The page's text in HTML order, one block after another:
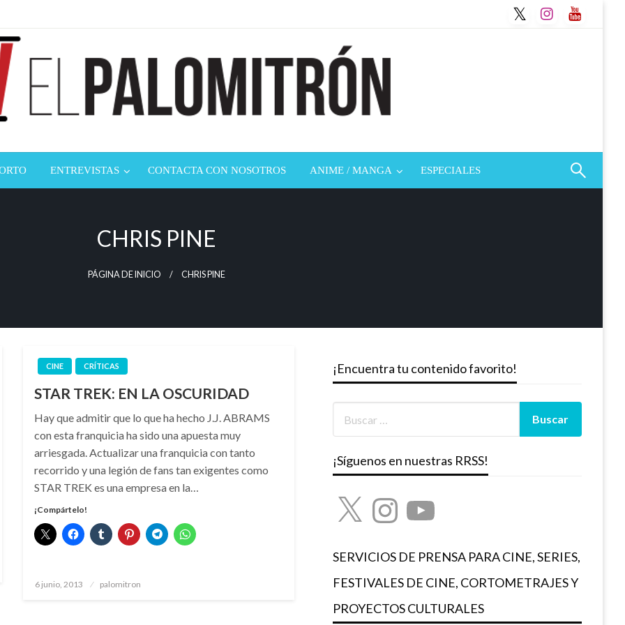
ENTREVISTAS CONTACTA CON NOSOTROS ANIME / MANGA ESPECIALES
CHRIS PINE
PÁGINA DE INICIO CHRIS PINE
CINE CRÍTICAS
STAR TREK: EN LA OSCURIDAD
Hay que admitir que lo que ha hecho J.J. ABRAMS
con esta franquicia ha sido una apuesta muy
arriesgada. Actualizar una franquicia con tanto
recorrido y una legión de fans tan exigentes como
STAR TREK es una empresa en la…
¡Compártelo!
Publicado
6 junio, 2013 palomitron
¡Encuentra tu contenido favorito!
¡Síguenos en nuestras RRSS!
X InstagramYouTube
SERVICIOS DE PRENSA PARA CINE, SERIES,
FESTIVALES DE CINE, CORTOMETRAJES Y
PROYECTOS CULTURALES